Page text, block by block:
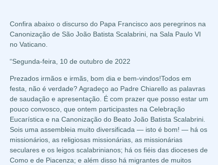
Confira abaixo o discurso do Papa Francisco aos peregrinos na
Canonização de São João Batista Scalabrini, na Sala Paulo VI
no Vaticano.
“Segunda-feira, 10 de outubro de 2022
Prezados irmãos e irmãs, bom dia e bem-vindos!Todos em
festa, não é verdade? Agradeço ao Padre Chiarello as palavras
de saudação e apresentação. É com prazer que posso estar um
pouco convosco, que ontem participastes na Celebração
Eucarística e na Canonização do Beato João Batista Scalabrini.
Sois uma assembleia muito diversificada — isto é bom! — há os
missionários, as religiosas missionárias, as missionárias
seculares e os leigos scalabrinianos; há os fiéis das dioceses de
Como e de Piacenza; e além disso há migrantes de muitos